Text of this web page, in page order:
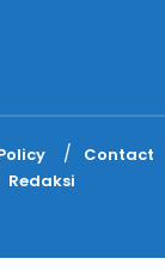
Contact
Redaksi